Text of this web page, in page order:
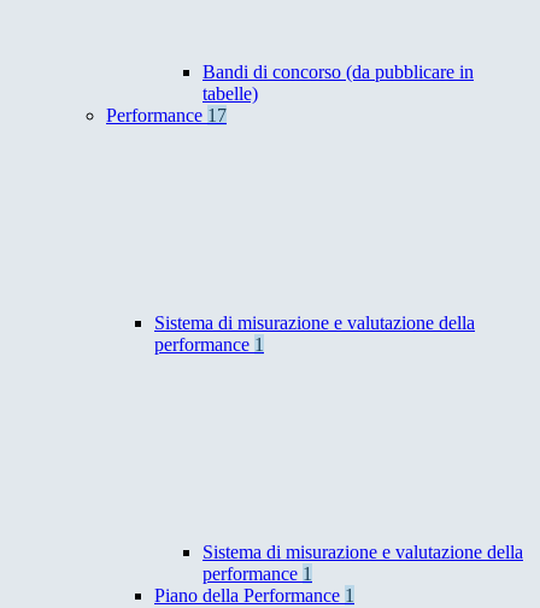
Bandi di concorso (da pubblicare in
tabelle)
Performance 17
Sistema di misurazione e valutazione della
performance 1
Sistema di misurazione e valutazione della
performance 1
Piano della Performance 1